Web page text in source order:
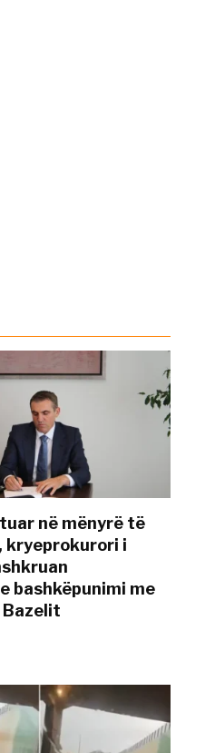
në mënyrë të
kryeprokurori i
bashkëpunimi me